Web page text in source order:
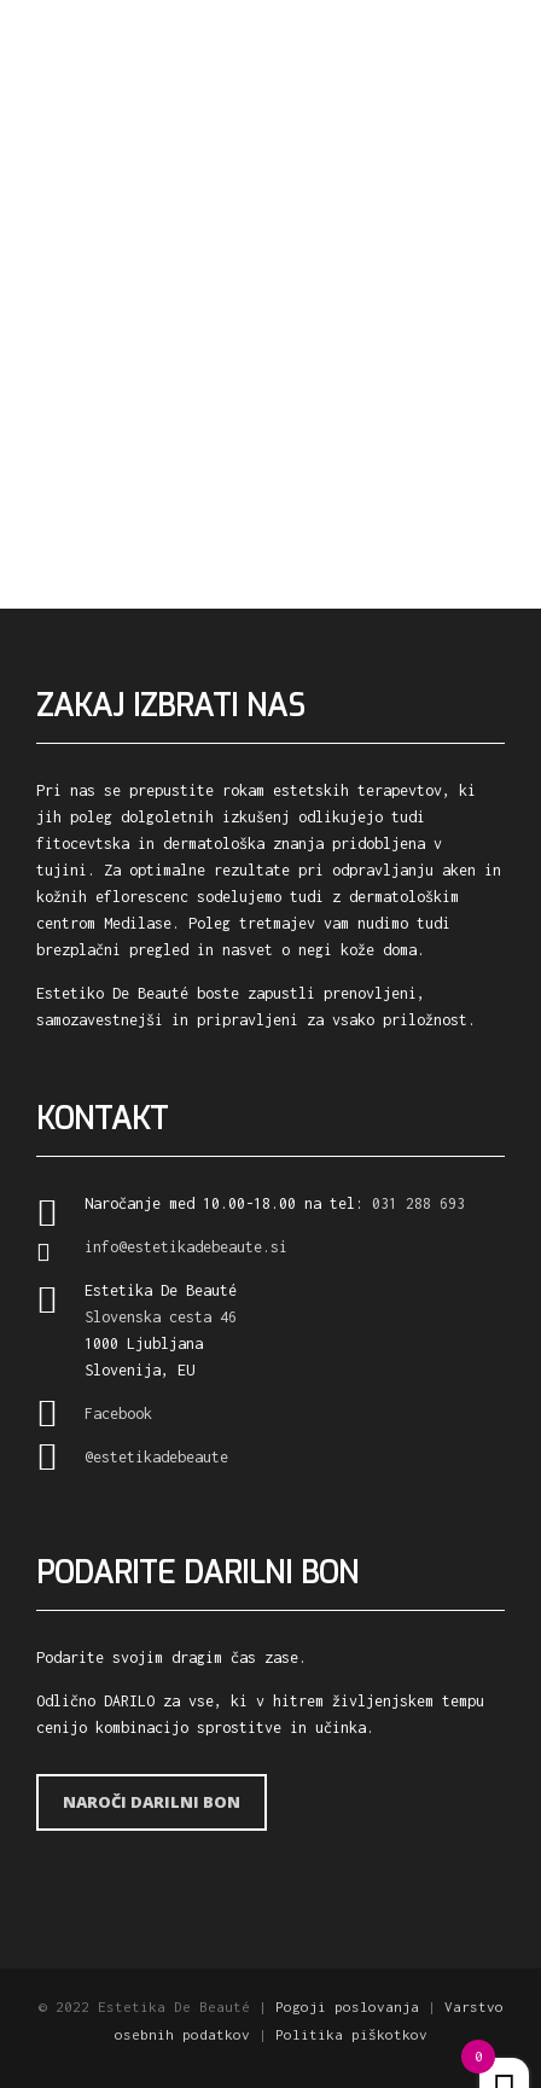
ZAKAJ IZBRATI NAS
Pri nas se prepustite rokam estetskih terapevtov, ki
jih poleg dolgoletnih izkušenj odlikujejo tudi
fitocevtska in dermatološka znanja pridobljena v
tujini. Za optimalne rezultate pri odpravljanju aken in
kožnih eflorescenc sodelujemo tudi z dermatološkim
centrom Medilase. Poleg tretmajev vam nudimo tudi
brezplačni pregled in nasvet o negi kože doma.
Estetiko De Beauté boste zapustli prenovljeni,
samozavestnejši in pripravljeni za vsako priložnost.
KONTAKT
Naročanje med 10.00-18.00 na tel: 031 288 693
info@estetikadebeaute.si
Estetika De Beauté
Slovenska cesta 46
1000 Ljubljana
Slovenija, EU
Facebook
@estetikadebeaute
PODARITE DARILNI BON
Podarite svojim dragim čas zase.
Odlično DARILO za vse, ki v hitrem življenjskem tempu
cenijo kombinacijo sprostitve in učinka.
NAROČI DARILNI BON
© 2022 Estetika De Beauté | Pogoji poslovanja | Varstvo
osebnih podatkov |
Politika piškotkov
0